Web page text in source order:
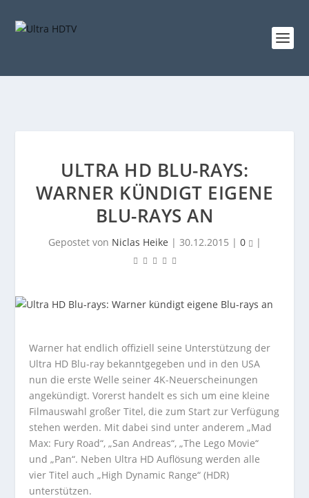
ULTRA HD BLU-RAYS:
WARNER KÜNDIGT EIGENE
BLU-RAYS AN
Gepostet von Niclas Heike | 30.12.2015 | 0 |
Warner hat endlich offiziell seine Unterstützung der
Ultra HD Blu-ray bekanntgegeben und in den USA
nun die erste Welle seiner 4K-Neuerscheinungen
angekündigt. Vorerst handelt es sich um eine kleine
Filmauswahl großer Titel, die zum Start zur Verfügung
stehen werden. Mit dabei sind unter anderem „Mad
Max: Fury Road“, „San Andreas“, „The Lego Movie“
und „Pan“. Neben Ultra HD Auflösung werden alle
vier Titel auch „High Dynamic Range“ (HDR)
unterstützen.